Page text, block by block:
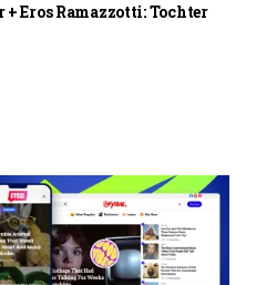
Eros Ramazzotti: Tochter